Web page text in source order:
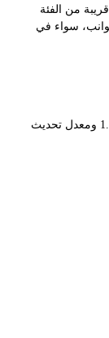
من الفئة
سواء في
🟢 الشاشة: OLED منحنية مقاس 6.78 بوصة بدقة 1.5K ومعدل تحديث